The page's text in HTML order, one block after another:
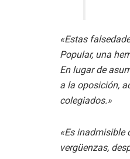
«Estas
Popular, una
En lugar de
a la oposición,
colegiados.»
«Es inadmisible
vergüenzas,